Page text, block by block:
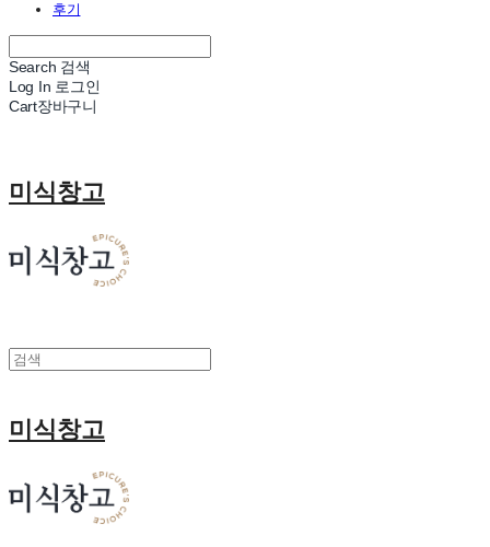
후기
Search 검색
Log In 로그인
Cart장바구니
미식창고
미식창고